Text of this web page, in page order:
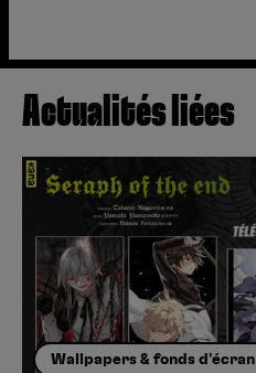
Actualités liées
Wallpapers & fonds d'écran